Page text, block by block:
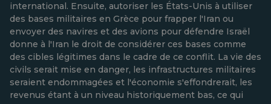
international. Ensuite, autoriser les États-Unis à utiliser
des bases militaires en Grèce pour frapper l'Iran ou
envoyer des navires et des avions pour défendre Israël
donne à l'Iran le droit de considérer ces bases comme
des cibles légitimes dans le cadre de ce conflit. La vie des
civils serait mise en danger, les infrastructures militaires
seraient endommagées et l'économie s'effondrerait, les
revenus étant à un niveau historiquement bas, ce qui